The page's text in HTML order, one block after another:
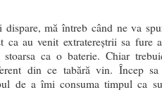
dispare, mă întreb când ne va
ca au venit extratereștrii sa fure
ca o baterie. Chiar
din ce tabără vin. Încep
de a îmi consuma timpul ca